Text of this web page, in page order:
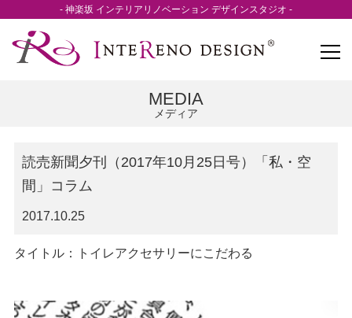
- 神楽坂 インテリアリノベーション デザインスタジオ -
MEDIA
メディア
読売新聞夕刊（2017年10月25日号）「私・空
間」コラム
2017.10.25
タイトル：トイレアクセサリーにこだわる